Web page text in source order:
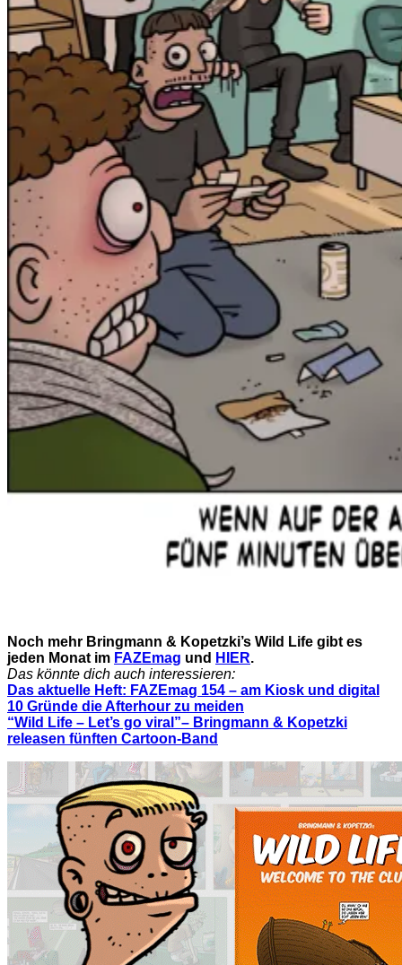
Noch mehr Bringmann & Kopetzki’s Wild Life gibt es
jeden Monat im FAZEmag und HIER.
Das könnte dich auch interessieren:
Das aktuelle Heft: FAZEmag 154 – am Kiosk und digital
10 Gründe die Afterhour zu meiden
“Wild Life – Let’s go viral”– Bringmann & Kopetzki
releasen fünften Cartoon-Band